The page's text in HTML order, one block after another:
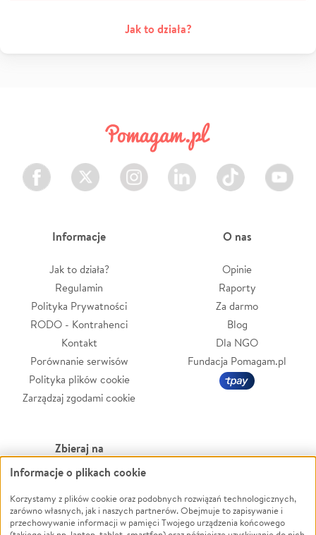
Jak to działa?
Facebook Twitter Instagram LinkedIn TikTok Youtube
Informacje
Jak to działa?
Regulamin
Polityka Prywatności
RODO - Kontrahenci
Kontakt
Porównanie serwisów
Polityka plików cookie
Zarządzaj zgodami cookie
O nas
Opinie
Raporty
Za darmo
Blog
Dla NGO
Fundacja Pomagam.pl
Zbieraj na
Leczenie
Zwierzęta
Pożar
Powódź
Wichura
Informacje o plikach cookie
Korzystamy z plików cookie oraz podobnych rozwiązań technologicznych,
zarówno własnych, jak i naszych partnerów. Obejmuje to zapisywanie i
przechowywanie informacji w pamięci Twojego urządzenia końcowego